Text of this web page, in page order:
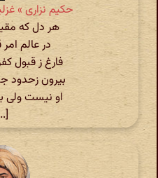
حکیم نزاری »
هر دل که
در عالم
فارغ ز قبول
بیرون
او نیست